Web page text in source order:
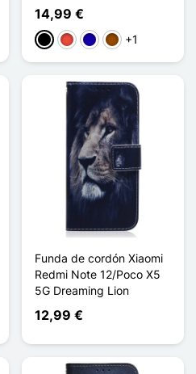
14,99 €
NegroRojoAzul oscuro
Marrón
+1
Funda de cordón Xiaomi
Redmi Note 12/Poco X5
5G Dreaming Lion
12,99 €